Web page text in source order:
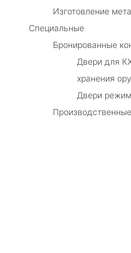
Изготовление
Специальные
Бронированные
Двери для
хранения
Двери